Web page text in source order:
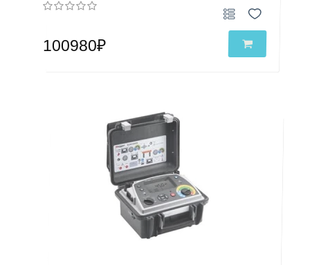
100980₽